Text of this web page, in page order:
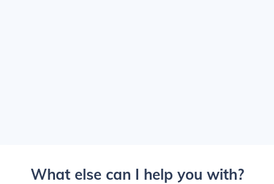
What else can I help you with?